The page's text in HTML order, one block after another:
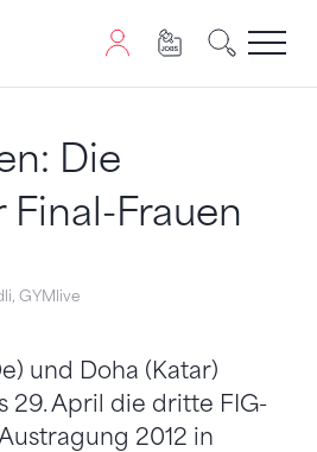
Seite wird JavaScript benötigt.
Die
Final-Frauen
GYMlive
und Doha (Katar)
29. April die dritte FIG-
2012 in